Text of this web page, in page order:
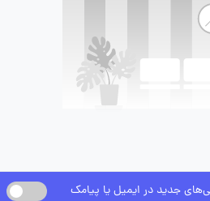
جدید در ایمیل یا پیامک